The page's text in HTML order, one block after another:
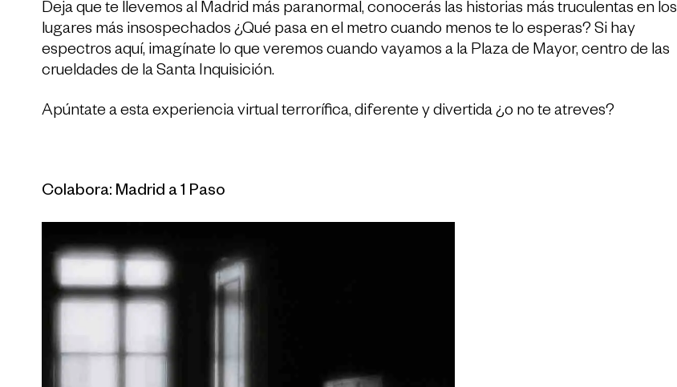
Deja que te llevemos al Madrid más paranormal, conocerás las historias más truculentas en los
lugares más insospechados ¿Qué pasa en el metro cuando menos te lo esperas? Si hay
espectros aquí, imagínate lo que veremos cuando vayamos a la Plaza de Mayor, centro de las
crueldades de la Santa Inquisición.
Apúntate a esta experiencia virtual terrorífica, diferente y divertida ¿o no te atreves?
Colabora: Madrid a 1 Paso